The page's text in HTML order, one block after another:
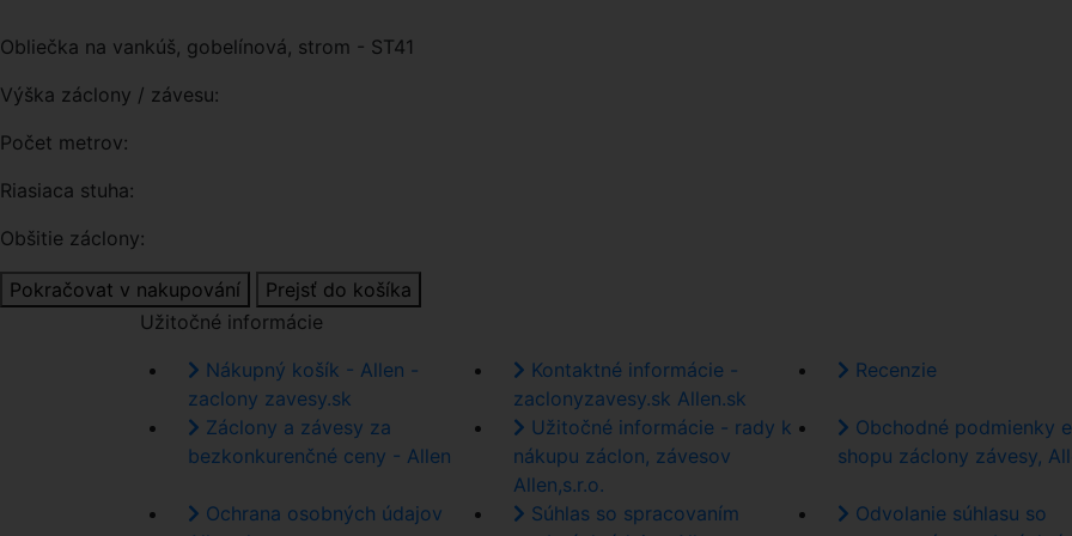
Obliečka na vankúš, gobelínová, strom - ST41
Výška záclony / závesu:
Počet metrov:
Riasiaca stuha:
Obšitie záclony:
Pokračovat v nakupování
Prejsť do košíka
Užitočné informácie
Nákupný košík - Allen -
zaclony zavesy.sk
Kontaktné informácie -
zaclonyzavesy.sk Allen.sk
Recenzie
Záclony a závesy za
bezkonkurenčné ceny - Allen
Užitočné informácie - rady k
nákupu záclon, závesov
Allen,s.r.o.
Obchodné podmienky
shopu záclony závesy,
Ochrana osobných údajov
Súhlas so spracovaním
Odvolanie súhlasu so